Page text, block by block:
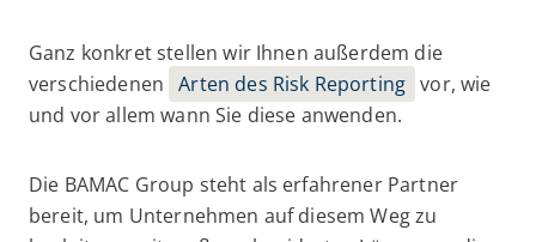
Ganz konkret stellen wir Ihnen außerdem die
verschiedenen
Arten des Risk Reporting vor, wie
und vor allem wann Sie diese anwenden.
Die BAMAC Group steht als erfahrener Partner
bereit, um Unternehmen auf diesem Weg zu